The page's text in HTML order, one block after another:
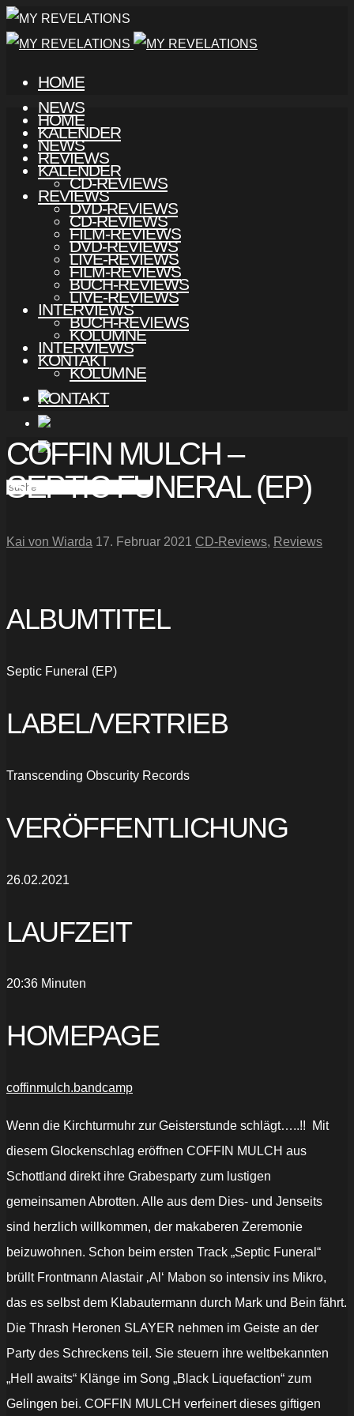
HOME
NEWS
KALENDER
REVIEWS
CD-REVIEWS
DVD-REVIEWS
FILM-REVIEWS
LIVE-REVIEWS
BUCH-REVIEWS
INTERVIEWS
KOLUMNE
KONTAKT
HOME
NEWS
KALENDER
REVIEWS
CD-REVIEWS
DVD-REVIEWS
FILM-REVIEWS
LIVE-REVIEWS
BUCH-REVIEWS
INTERVIEWS
KOLUMNE
KONTAKT
COFFIN MULCH –
SEPTIC FUNERAL (EP)
Kai von Wiarda 17. Februar 2021 CD-Reviews, Reviews
ALBUMTITEL
Septic Funeral (EP)
LABEL/VERTRIEB
Transcending Obscurity Records
VERÖFFENTLICHUNG
26.02.2021
LAUFZEIT
20:36 Minuten
HOMEPAGE
coffinmulch.bandcamp
Wenn die Kirchturmuhr zur Geisterstunde schlägt…..!! Mit
diesem Glockenschlag eröffnen COFFIN MULCH aus
Schottland direkt ihre Grabesparty zum lustigen
gemeinsamen Abrotten. Alle aus dem Dies- und Jenseits
sind herzlich willkommen, der makaberen Zeremonie
beizuwohnen. Schon beim ersten Track „Septic Funeral“
brüllt Frontmann Alastair ‚Al‘ Mabon so intensiv ins Mikro,
das es selbst dem Klabautermann durch Mark und Bein fährt.
Die Thrash Heronen SLAYER nehmen im Geiste an der
Party des Schreckens teil. Sie steuern ihre weltbekannten
„Hell awaits“ Klänge im Song „Black Liquefaction“ zum
Gelingen bei. COFFIN MULCH verfeinert dieses giftigen